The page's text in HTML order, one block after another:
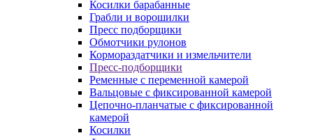
Косилки барабанные
Грабли и ворошилки
Пресс подборщики
Обмотчики рулонов
Кормораздатчики и измельчители
Пресс-подборщики
Ременные с переменной камерой
Вальцовые с фиксированной камерой
Цепочно-планчатые с фиксированной
камерой
Косилки